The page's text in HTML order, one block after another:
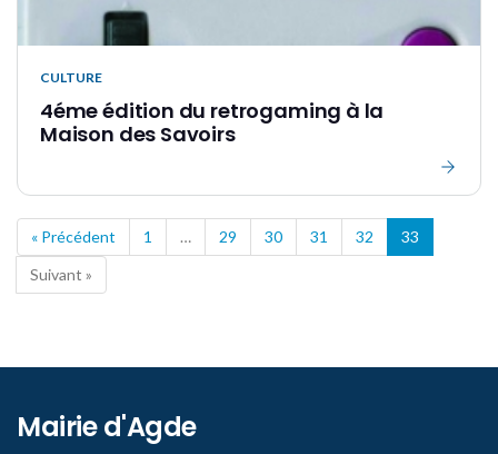
CULTURE
4éme édition du retrogaming à la
Maison des Savoirs
« Précédent 1 … 29 30 31 32
33
Suivant »
Mairie d'Agde